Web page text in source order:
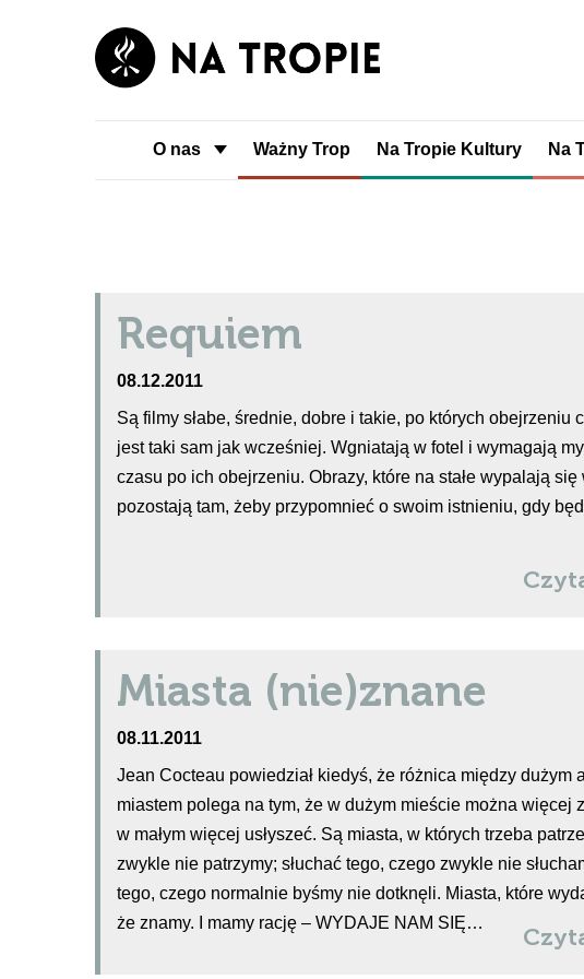
O nas Ważny Trop Na Tropie Kultury Na
Requiem
08.12.2011
Są filmy słabe, średnie, dobre i takie, po których obejrzeniu
jest taki sam jak wcześniej. Wgniatają w fotel i wymagają
czasu po ich obejrzeniu. Obrazy, które na stałe wypalają się
pozostają tam, żeby przypomnieć o swoim istnieniu, gdy
Miasta (nie)znane
08.11.2011
Jean Cocteau powiedział kiedyś, że różnica między dużym
miastem polega na tym, że w dużym mieście można więcej
w małym więcej usłyszeć. Są miasta, w których trzeba
zwykle nie patrzymy; słuchać tego, czego zwykle nie
tego, czego normalnie byśmy nie dotknęli. Miasta, które
że znamy. I mamy rację – WYDAJE NAM SIĘ…